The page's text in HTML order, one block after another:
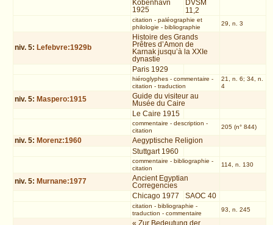
Kobenhavn
1925
DVSM
11,2
citation - paléographie et
philologie - bibliographie
29, n. 3
niv. 5: Lefebvre:1929b
Histoire des Grands
Prêtres d’Amon de
Karnak jusqu’à la XXIe
dynastie
Paris 1929
hiéroglyphes- commentaire -
citation - traduction
21, n. 6; 34, n.
4
niv. 5: Maspero:1915
Guide du visiteur au
Musée du Caire
Le Caire 1915
commentaire - description -
citation
205 (n° 844)
niv. 5: Morenz:1960
Aegyptische Religion
Stuttgart 1960
commentaire - bibliographie -
citation
114, n. 130
niv. 5: Murnane:1977
Ancient Egyptian
Corregencies
Chicago 1977
SAOC 40
citation - bibliographie -
traduction - commentaire
93, n. 245